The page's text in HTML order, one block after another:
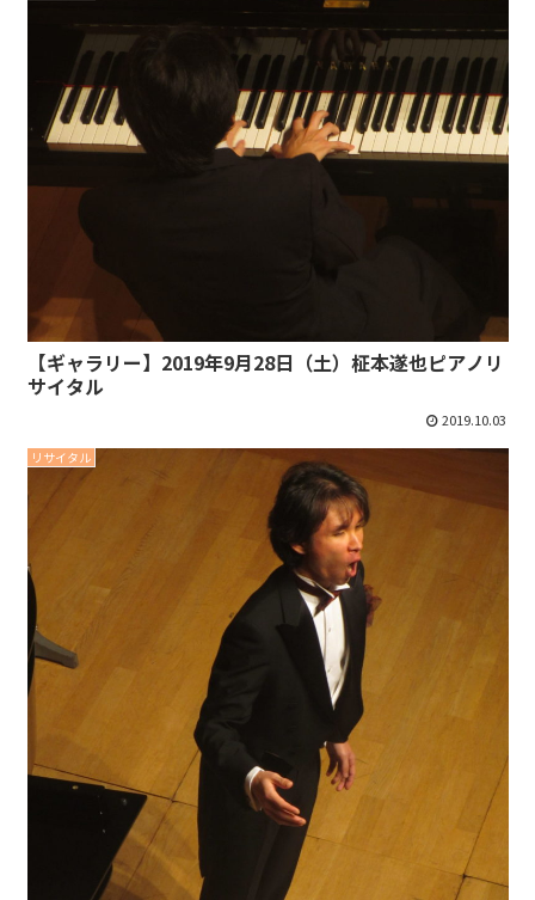
【ギャラリー】2019年9月28日（土）柾本遂也ピアノリ
サイタル
2019.10.03
リサイタル